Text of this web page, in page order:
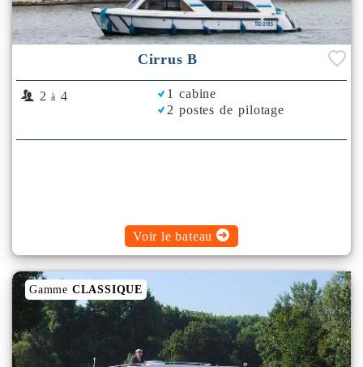
Cirrus B
2 à 4
1 cabine
2 postes de pilotage
Voir le bateau
Gamme CLASSIQUE